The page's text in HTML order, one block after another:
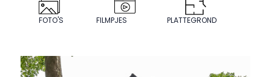
FOTO'S FILMPJES PLATTEGROND